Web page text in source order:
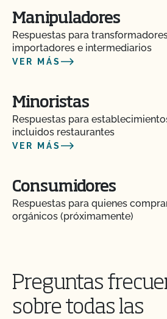
Manipuladores
Respuestas para
importadores e intermediarios
VER MÁS
Minoristas
Respuestas para
incluidos restaurantes
VER MÁS
Consumidores
Respuestas para quienes
orgánicos (próximamente)
Preguntas
sobre todas las
¿Realiza el CCOF inspecciones
¿Ofrece el CCOF servicios en
¿No OMG significa sin OMG?
¿El uso del sello "Organic is Non-
CCOF cuesta más dinero?
¿Cómo y con qué frecuencia
Certificación de Seguridad
CCOF?
¿Cómo puedo controlar el coste
orgánica?